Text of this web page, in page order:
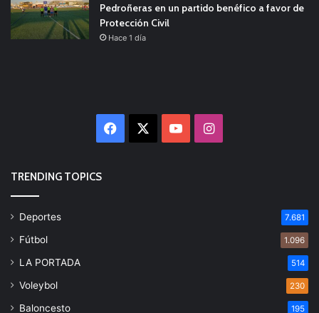
Pedroñeras en un partido benéfico a favor de
Protección Civil
Hace 1 día
Facebook YouTubeInstagram
TRENDING TOPICS
Deportes 7.681
Fútbol 1.096
LA PORTADA 514
Voleybol 230
Baloncesto 195